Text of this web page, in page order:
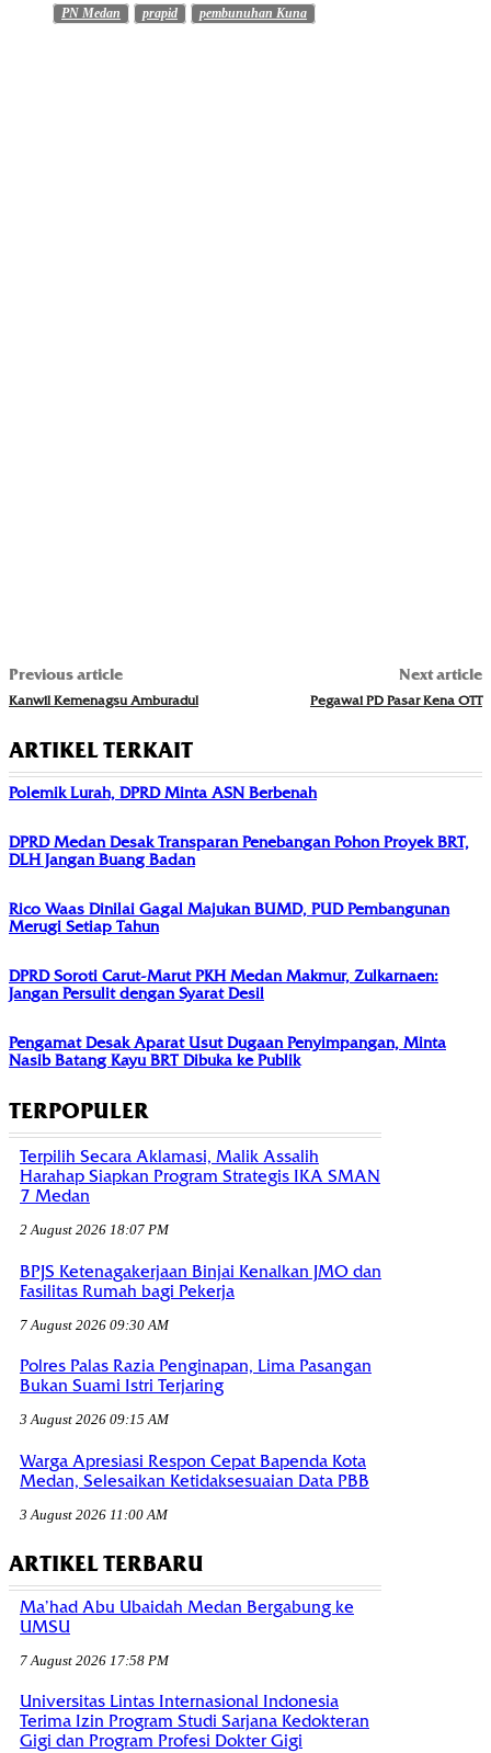
PN Medan prapid pembunuhan Kuna
Previous article
Kanwil Kemenagsu Amburadul
Next article
Pegawai PD Pasar Kena OTT
ARTIKEL TERKAIT
Polemik Lurah, DPRD Minta ASN Berbenah
DPRD Medan Desak Transparan Penebangan Pohon Proyek BRT,
DLH Jangan Buang Badan
Rico Waas Dinilai Gagal Majukan BUMD, PUD Pembangunan
Merugi Setiap Tahun
DPRD Soroti Carut-Marut PKH Medan Makmur, Zulkarnaen:
Jangan Persulit dengan Syarat Desil
Pengamat Desak Aparat Usut Dugaan Penyimpangan, Minta
Nasib Batang Kayu BRT Dibuka ke Publik
TERPOPULER
Terpilih Secara Aklamasi, Malik Assalih
Harahap Siapkan Program Strategis IKA SMAN
7 Medan
2 August 2026 18:07 PM
BPJS Ketenagakerjaan Binjai Kenalkan JMO dan
Fasilitas Rumah bagi Pekerja
7 August 2026 09:30 AM
Polres Palas Razia Penginapan, Lima Pasangan
Bukan Suami Istri Terjaring
3 August 2026 09:15 AM
Warga Apresiasi Respon Cepat Bapenda Kota
Medan, Selesaikan Ketidaksesuaian Data PBB
3 August 2026 11:00 AM
ARTIKEL TERBARU
Ma’had Abu Ubaidah Medan Bergabung ke
UMSU
7 August 2026 17:58 PM
Universitas Lintas Internasional Indonesia
Terima Izin Program Studi Sarjana Kedokteran
Gigi dan Program Profesi Dokter Gigi